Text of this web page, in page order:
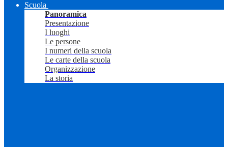
Scuola
Panoramica
Presentazione
I luoghi
Le persone
I numeri della scuola
Le carte della scuola
Organizzazione
La storia